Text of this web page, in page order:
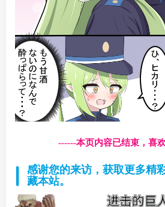
------本页内容已结束，喜
感谢您的来访，获取更多精
藏本站。